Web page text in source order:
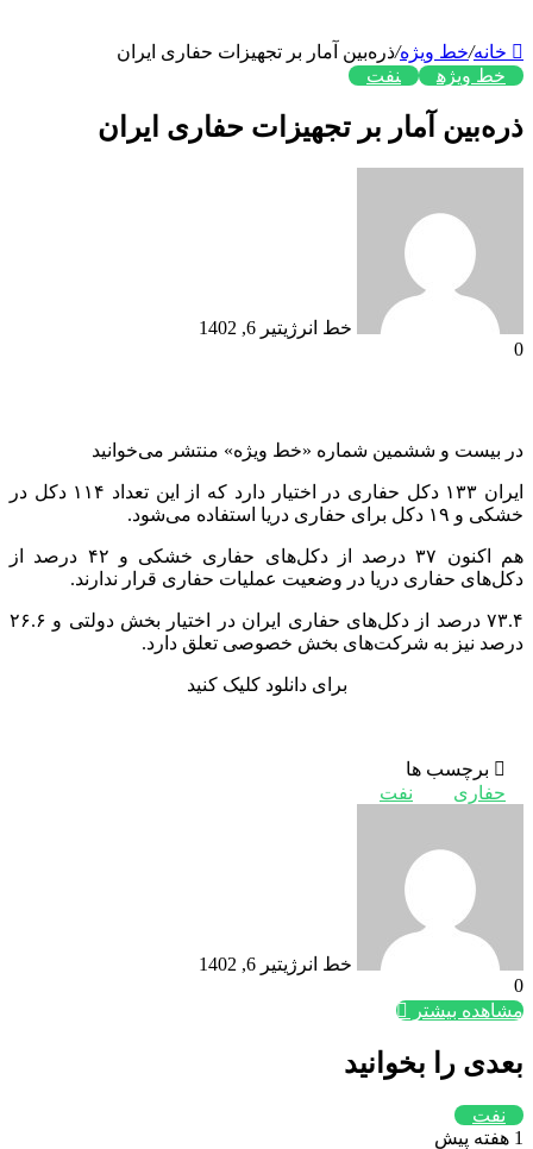
خانه/خط ویژه/ذره‌بین آمار بر تجهیزات حفاری ایران
خط ویژه
نفت
ذره‌بین آمار بر تجهیزات حفاری ایران
خط انرژیتیر 6, 1402
0
در بیست و ششمین شماره «خط ویژه» منتشر می‌خوانید
ایران ۱۳۳ دکل حفاری در اختیار دارد که از این تعداد ۱۱۴ دکل در
خشکی و ۱۹ دکل برای حفاری دریا استفاده می‌شود.
هم اکنون ۳۷ درصد از دکل‌های حفاری خشکی و ۴۲ درصد از
دکل‌های حفاری دریا در وضعیت عملیات حفاری قرار ندارند.
۷۳.۴ درصد از دکل‌های حفاری ایران در اختیار بخش دولتی و ۲۶.۶
درصد نیز به شرکت‌های بخش خصوصی تعلق دارد.
برای دانلود کلیک کنید
برچسب ها
حفاری
نفت
خط انرژیتیر 6, 1402
0
مشاهده بیشتر
بعدی را بخوانید
نفت
1 هفته پیش